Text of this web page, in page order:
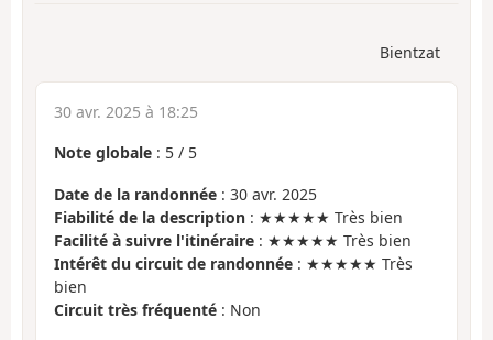
Bientzat
30 avr. 2025 à 18:25
Note globale : 5 / 5
Date de la randonnée : 30 avr. 2025
Fiabilité de la description : ★★★★★ Très bien
Facilité à suivre l'itinéraire : ★★★★★ Très bien
Intérêt du circuit de randonnée : ★★★★★ Très
bien
Circuit très fréquenté : Non